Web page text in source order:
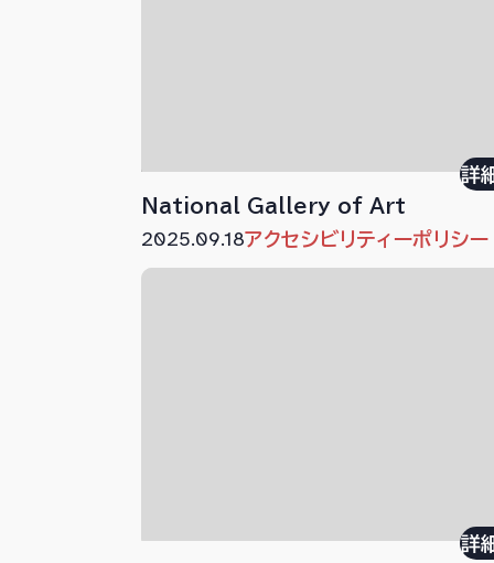
National Gallery of Art
詳
2025.09.18アクセシビリティーポリシー
詳